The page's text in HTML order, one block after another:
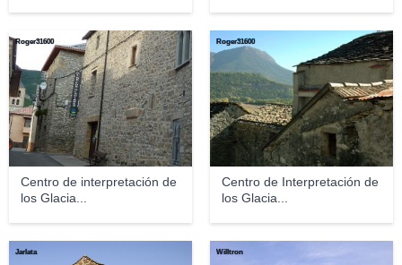
Centro de interpretación de
los Glacia...
Roger31600
Centro de Interpretación de
los Glacia...
Roger31600
Jarlata Willtron